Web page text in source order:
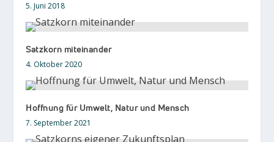
5. Juni 2018
Satzkorn miteinander
4. Oktober 2020
Hoffnung für Umwelt, Natur und Mensch
7. September 2021